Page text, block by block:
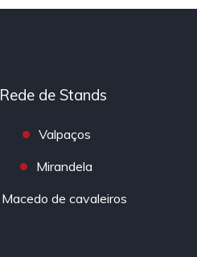
Rede de Stands
Valpaços
Mirandela
Macedo de cavaleiros